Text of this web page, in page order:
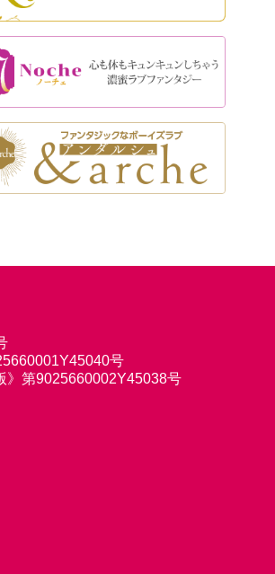
号
第9025660002Y45038号